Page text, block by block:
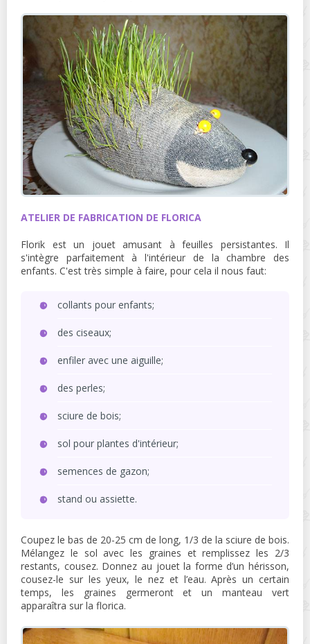
ATELIER DE FABRICATION DE FLORICA
Florik est un jouet amusant à feuilles persistantes. Il
s'intègre parfaitement à l'intérieur de la chambre des
enfants. C'est très simple à faire, pour cela il nous faut:
collants pour enfants;
des ciseaux;
enfiler avec une aiguille;
des perles;
sciure de bois;
sol pour plantes d'intérieur;
semences de gazon;
stand ou assiette.
Coupez le bas de 20-25 cm de long, 1/3 de la sciure de bois.
Mélangez le sol avec les graines et remplissez les 2/3
restants, cousez. Donnez au jouet la forme d’un hérisson,
cousez-le sur les yeux, le nez et l’eau. Après un certain
temps, les graines germeront et un manteau vert
apparaîtra sur la florica.